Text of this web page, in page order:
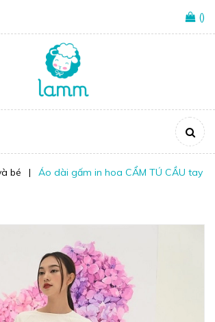
()
bé |
Áo dài gấm in hoa CẨM TÚ CẦU tay